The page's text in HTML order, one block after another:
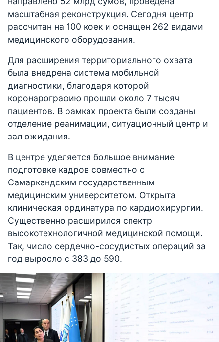
масштабная реконструкция. Сегодня центр
рассчитан на 100 коек и оснащен 262 видами
медицинского оборудования.
Для расширения территориального охвата
была внедрена система мобильной
диагностики, благодаря которой
коронарографию прошли около 7 тысяч
пациентов. В рамках проекта были созданы
отделение реанимации, ситуационный центр и
зал ожидания.
В центре уделяется большое внимание
подготовке кадров совместно с
Самаркандским государственным
медицинским университетом. Открыта
клиническая ординатура по кардиохирургии.
Существенно расширился спектр
высокотехнологичной медицинской помощи.
Так, число сердечно-сосудистых операций за
год выросло с 383 до 590.